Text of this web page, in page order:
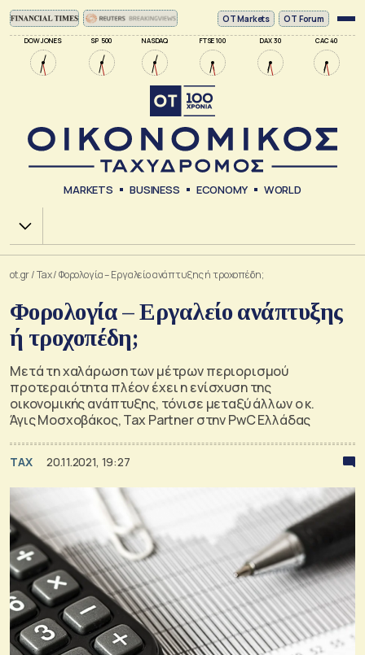
DOW JONES SP 500 NASDAQ FTSE 100 DAX 30 CAC 40
ΟΤ Markets OT Forum
MARKETS BUSINESS ECONOMY WORLD
Χ.Α.
ot.gr/Tax/Φορολογία – Εργαλείο ανάπτυξης ή τροχοπέδη;
Φορολογία – Εργαλείο ανάπτυξης
ή τροχοπέδη;
Μετά τη χαλάρωση των μέτρων περιορισμού
προτεραιότητα πλέον έχει η ενίσχυση της
οικονομικής ανάπτυξης, τόνισε μεταξύ άλλων ο κ.
Άγις Μοσχοβάκος, Tax Partner στην PwC Ελλάδας
TAX 20.11.2021, 19:27